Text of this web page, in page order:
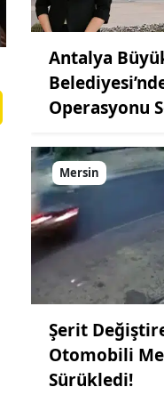
Antalya
Operasyonu
Mersin
Şerit
Otomobili
Sürükledi!